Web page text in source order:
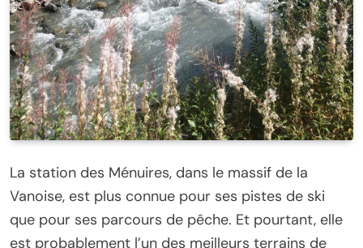
La station des Ménuires, dans le massif de la
Vanoise, est plus connue pour ses pistes de ski
que pour ses parcours de pêche. Et pourtant, elle
est probablement l’un des meilleurs terrains de